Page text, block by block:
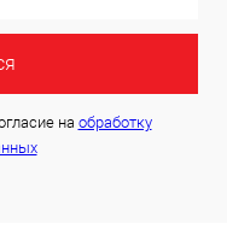
на обработку